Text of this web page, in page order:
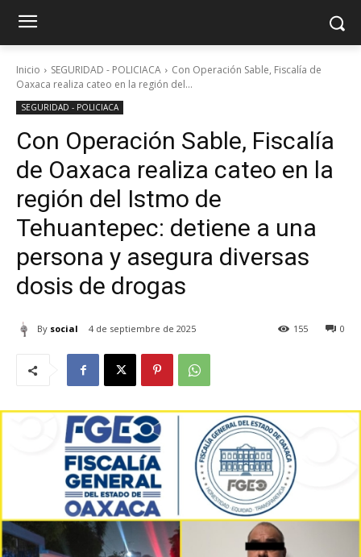
Inicio SEGURIDAD - POLICIACA
Con Operación Sable, Fiscalía de
Oaxaca realiza cateo en la región del...
SEGURIDAD - POLICIACA
Con Operación Sable, Fiscalía
de Oaxaca realiza cateo en la
región del Istmo de
Tehuantepec: detiene a una
persona y asegura diversas
dosis de drogas
By social 4 de septiembre de 2025 0
155